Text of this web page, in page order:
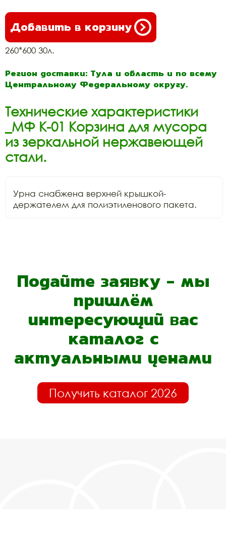
Добавить в корзину
260*600 30л.
Регион доставки: Тула и область и по всему
Центральному Федеральному округу.
Технические характеристики
_МФ К-01 Корзина для мусора
из зеркальной нержавеющей
стали.
Урна снабжена верхней крышкой-
держателем для полиэтиленового пакета.
Подайте заявку - мы
пришлём
интересующий вас
каталог с
актуальными ценами
Получить каталог 2026